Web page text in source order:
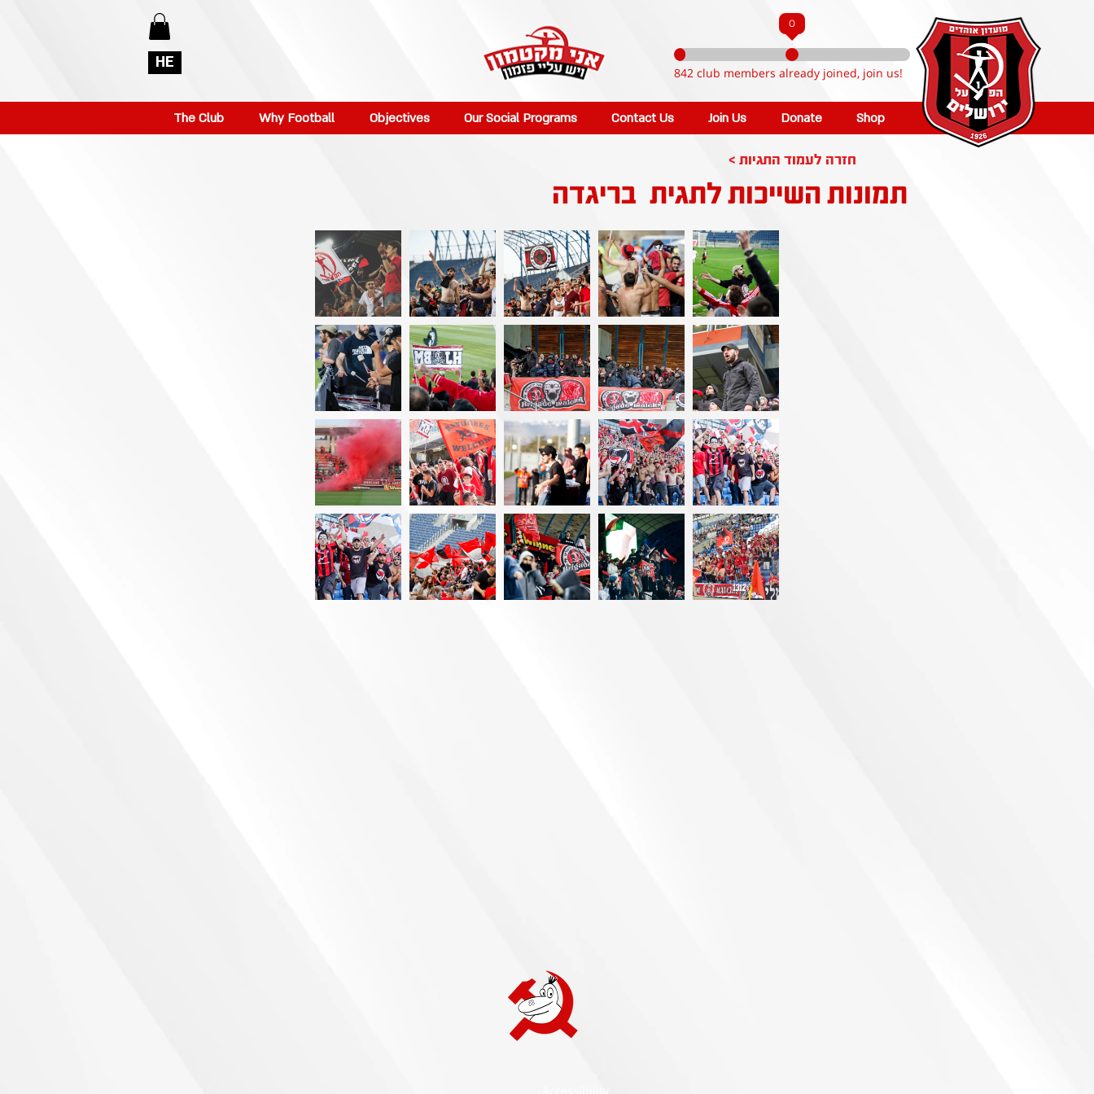
HE
0
842 club members already joined, join us!
The Club Why Football Objectives Our Social Programs Contact Us Join Us Donate Shop
< חזרה לעמוד התגיות
בריגדה תמונות השייכות לתגית